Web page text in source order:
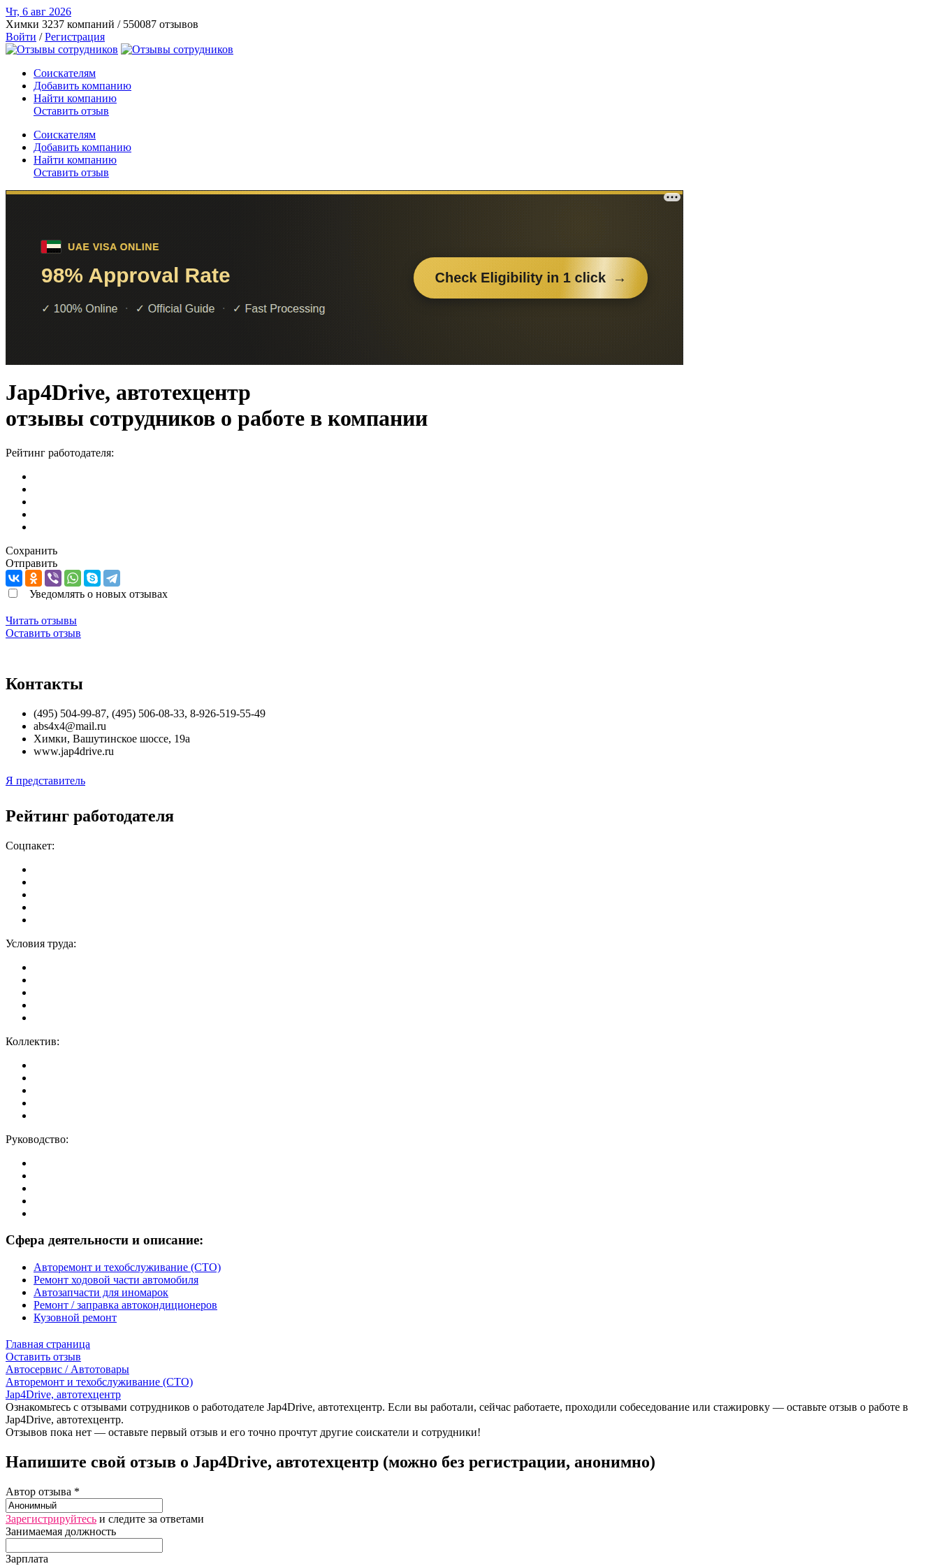
Чт, 6 авг 2026
Химки 3237 компаний / 550087 отзывов
Войти /Регистрация
Соискателям
Добавить компанию
Найти компанию
Оставить отзыв
Соискателям
Добавить компанию
Найти компанию
Оставить отзыв
Jap4Drive, автотехцентр
отзывы сотрудников о работе в компании
Рейтинг работодателя:
Сохранить
Отправить
Уведомлять о новых отзывах
Читать отзывы
Оставить отзыв
Контакты
(495) 504-99-87, (495) 506-08-33, 8-926-519-55-49
abs4x4@mail.ru
Химки, Вашутинское шоссе, 19а
www.jap4drive.ru
Я представитель
Рейтинг работодателя
Соцпакет:
Условия труда:
Коллектив:
Руководство:
Сфера деятельности и описание:
Авторемонт и техобслуживание (СТО)
Ремонт ходовой части автомобиля
Автозапчасти для иномарок
Ремонт / заправка автокондиционеров
Кузовной ремонт
Главная страница
Оставить отзыв
Автосервис / Автотовары
Авторемонт и техобслуживание (СТО)
Jap4Drive, автотехцентр
Ознакомьтесь с отзывами сотрудников о работодателе Jap4Drive, автотехцентр. Если вы работали, сейчас работаете, проходили собеседование или стажировку — оставьте отзыв о работе в
Jap4Drive, автотехцентр.
Отзывов пока нет — оставьте первый отзыв и его точно прочтут другие соискатели и сотрудники!
Напишите свой отзыв о Jap4Drive, автотехцентр (можно без регистрации, анонимно)
Автор отзыва *
Зарегистрируйтесь и следите за ответами
Занимаемая должность
Зарплата